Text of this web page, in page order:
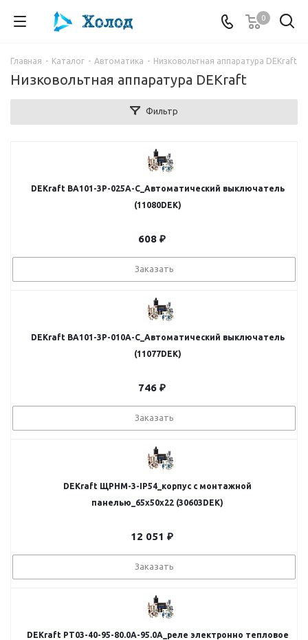
0
Главная - Каталог - Автоматика - Низковольтная аппаратура DEKraft
Низковольтная аппаратура DEKraft
Фильтр
DEKraft ВА101-3Р-025А-C_Автоматический выключатель
(11080DEK)
608₽
Заказать
DEKraft ВА101-3Р-010А-C_Автоматический выключатель
(11077DEK)
746₽
Заказать
DEKraft ЩРНМ-3-IP54_корпус с монтажной
панелью_65х50х22 (30603DEK)
12 051 ₽
Заказать
DEKraft РТ03-40-95-80.0A-95.0A_реле электронно тепловое